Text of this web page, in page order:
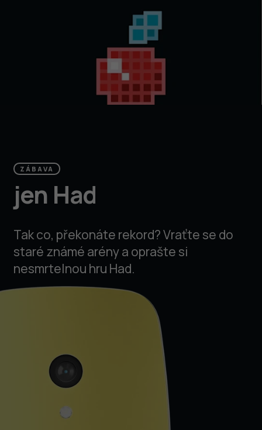
ZÁBAVA
jen Had
Tak co, překonáte rekord? Vraťte se do
staré známé arény a oprašte si
nesmrtelnou hru Had.